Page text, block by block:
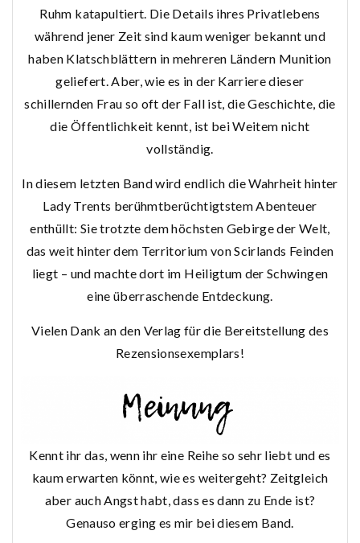
Ruhm katapultiert. Die Details ihres Privatlebens
während jener Zeit sind kaum weniger bekannt und
haben Klatschblättern in mehreren Ländern Munition
geliefert. Aber, wie es in der Karriere dieser
schillernden Frau so oft der Fall ist, die Geschichte, die
die Öffentlichkeit kennt, ist bei Weitem nicht
vollständig.
In diesem letzten Band wird endlich die Wahrheit hinter
Lady Trents berühmtberüchtigtstem Abenteuer
enthüllt: Sie trotzte dem höchsten Gebirge der Welt,
das weit hinter dem Territorium von Scirlands Feinden
liegt – und machte dort im Heiligtum der Schwingen
eine überraschende Entdeckung.
Vielen Dank an den Verlag für die Bereitstellung des
Rezensionsexemplars!
Kennt ihr das, wenn ihr eine Reihe so sehr liebt und es
kaum erwarten könnt, wie es weitergeht? Zeitgleich
aber auch Angst habt, dass es dann zu Ende ist?
Genauso erging es mir bei diesem Band.